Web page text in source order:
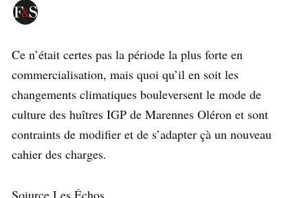
Ce n’était certes pas la période la plus forte en
commercialisation, mais quoi qu’il en soit les
changements climatiques bouleversent le mode de
culture des huîtres IGP de Marennes Oléron et sont
contraints de modifier et de s’adapter çà un nouveau
cahier des charges.
Soiurce Les Échos